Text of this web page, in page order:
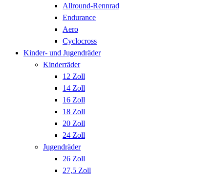
Allround-Rennrad
Endurance
Aero
Cyclocross
Kinder- und Jugendräder
Kinderräder
12 Zoll
14 Zoll
16 Zoll
18 Zoll
20 Zoll
24 Zoll
Jugendräder
26 Zoll
27,5 Zoll